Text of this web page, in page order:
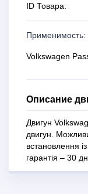
ID Товара:
Применимость:
Volkswagen
Описание
Двигун
двигун.
встановлення
гарантія – 30